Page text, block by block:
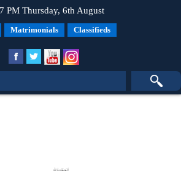
PM Thursday, 6th August
Matrimonials Classifieds